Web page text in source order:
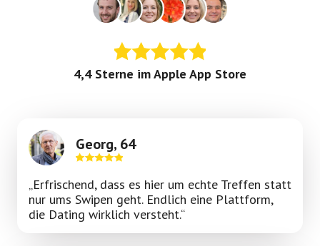
4,4 Sterne im Apple App Store
Georg, 64
„Erfrischend, dass es hier um echte Treffen statt
nur ums Swipen geht. Endlich eine Plattform,
die Dating wirklich versteht.“